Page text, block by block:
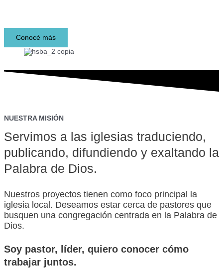
Conocé más
NUESTRA MISIÓN
Servimos a las iglesias traduciendo,
publicando, difundiendo y exaltando la
Palabra de Dios.
Nuestros proyectos tienen como foco principal la
iglesia local. Deseamos estar cerca de pastores que
busquen una congregación centrada en la Palabra de
Dios.
Soy pastor, líder, quiero conocer cómo
trabajar juntos.